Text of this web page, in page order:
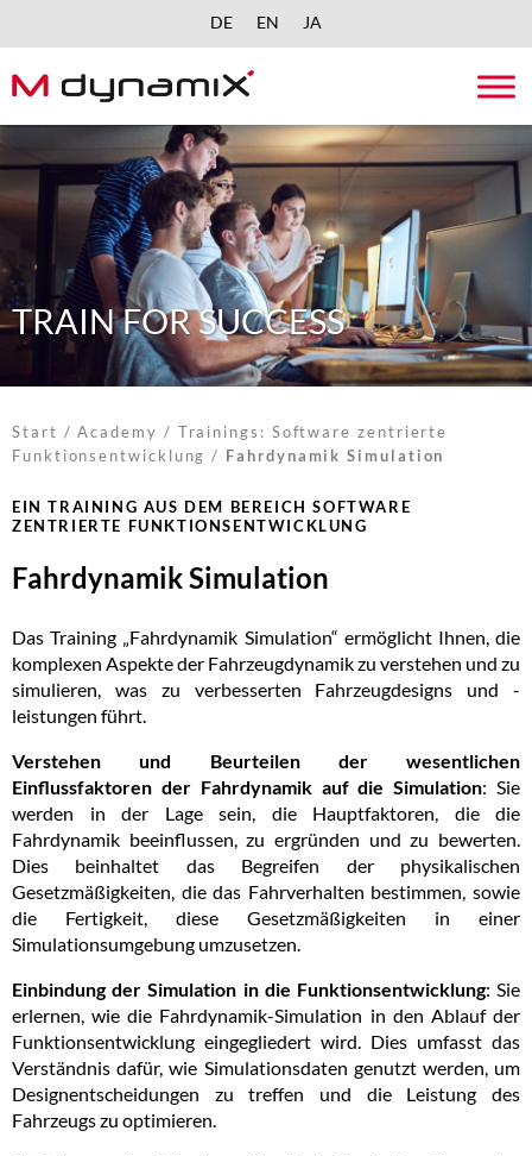
DE EN
JA
TRAIN FOR SUCCESS
Start /Academy / Trainings: Software zentrierte
Funktionsentwicklung / Fahrdynamik Simulation
EIN TRAINING AUS DEM BEREICH SOFTWARE
ZENTRIERTE FUNKTIONSENTWICKLUNG
Fahrdynamik Simulation
Das Training „Fahrdynamik Simulation“ ermöglicht Ihnen, die
komplexen Aspekte der Fahrzeugdynamik zu verstehen und zu
simulieren, was zu verbesserten Fahrzeugdesigns und -
leistungen führt.
Verstehen und Beurteilen der wesentlichen
Einflussfaktoren der Fahrdynamik auf die Simulation: Sie
werden in der Lage sein, die Hauptfaktoren, die die
Fahrdynamik beeinflussen, zu ergründen und zu bewerten.
Dies beinhaltet das Begreifen der physikalischen
Gesetzmäßigkeiten, die das Fahrverhalten bestimmen, sowie
die Fertigkeit, diese Gesetzmäßigkeiten in einer
Simulationsumgebung umzusetzen.
Einbindung der Simulation in die Funktionsentwicklung: Sie
erlernen, wie die Fahrdynamik-Simulation in den Ablauf der
Funktionsentwicklung eingegliedert wird. Dies umfasst das
Verständnis dafür, wie Simulationsdaten genutzt werden, um
Designentscheidungen zu treffen und die Leistung des
Fahrzeugs zu optimieren.